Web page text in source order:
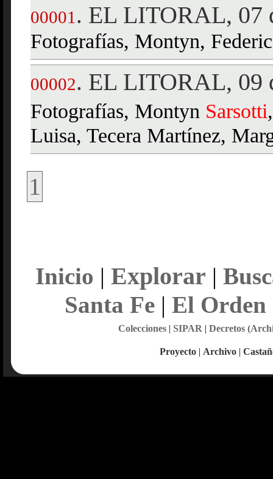
00001 . EL LITORAL, 07
Fotografías, Montyn,
00002. EL LITORAL, 09
Fotografías, Montyn Sarsotti
Luisa, Tecera Martínez,
1
Inicio | Explorar |
Santa Fe| El Orden
Colecciones| SIPAR | Decretos
Proyecto | Archivo |